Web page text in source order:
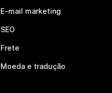
E-mail marketing
SEO
Frete
Moeda e tradução